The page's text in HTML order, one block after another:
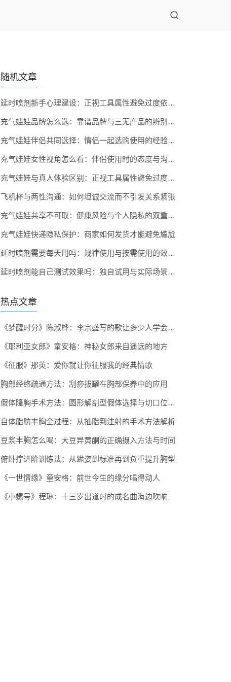
随机文章
延时喷剂新手心理建设：正视工具属性避免过度依赖的提醒
充气娃娃品牌怎么选：靠谱品牌与三无产品的辨别方法
充气娃娃伴侣共同选择：情侣一起选购使用的经验分享
充气娃娃女性视角怎么看：伴侣使用时的态度与沟通建议
充气娃娃与真人体验区别：正视工具属性避免过度沉迷的提醒
飞机杯与两性沟通：如何坦诚交流而不引发关系紧张
充气娃娃共享不可取：健康风险与个人隐私的双重考量
充气娃娃快递隐私保护：商家如何发货才能避免尴尬
延时喷剂需要每天用吗：规律使用与按需使用的效果对比
延时喷剂能自己测试效果吗：独自试用与实际场景的效果差异
热点文章
《梦醒时分》陈淑桦：李宗盛写的歌让多少人学会早知道伤心总是难免的
《耶利亚女郎》童安格：神秘女郎来自遥远的地方
《征服》那英：爱你就让你征服我的经典情歌
胸部经络疏通方法：刮痧拔罐在胸部保养中的应用
假体隆胸手术方法：圆形解剖型假体选择与切口位置对比
自体脂肪丰胸全过程：从抽脂到注射的手术方法解析
豆浆丰胸怎么喝：大豆异黄酮的正确摄入方法与时间
俯卧撑进阶训练法：从跪姿到标准再到负重提升胸型
《一世情缘》童安格：前世今生的缘分唱得动人
《小螺号》程琳：十三岁出道时的成名曲海边吹响